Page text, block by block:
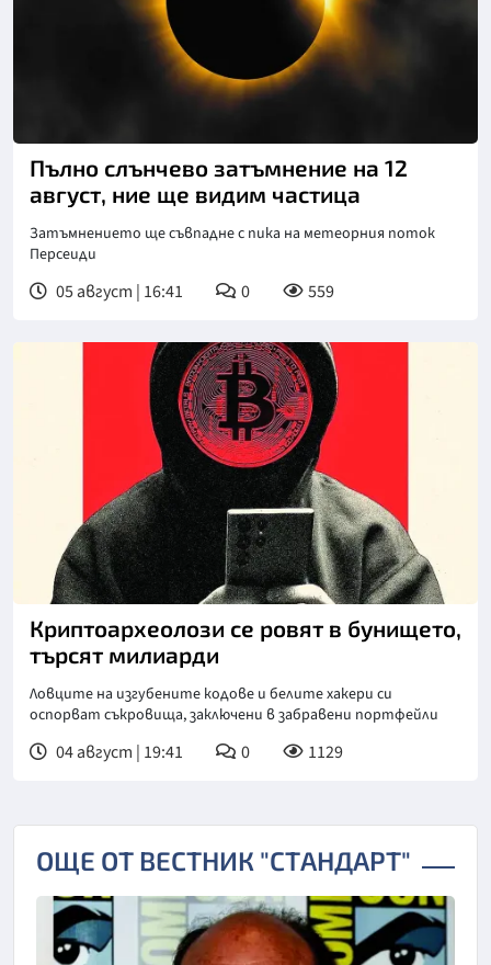
Пълно слънчево затъмнение на 12
август, ние ще видим частица
Затъмнението ще съвпадне с пика на метеорния поток
Персеиди
05 август | 16:41 0 559
Криптоархеолози се ровят в бунището,
търсят милиарди
Ловците на изгубените кодове и белите хакери си
оспорват съкровища, заключени в забравени портфейли
04 август | 19:41 0 1129
ОЩЕ ОТ ВЕСТНИК "СТАНДАРТ"